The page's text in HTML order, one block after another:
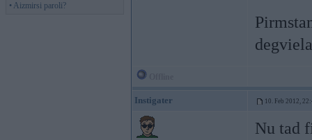
• Aizmirsi paroli?
Instigater 10. Feb 2012,
Nu tad